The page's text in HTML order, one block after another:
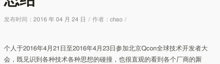
发布时间：2016 年 04 月 24 日 / 作者：chao /
个人于2016年4月21日至2016年4月23日参加北京Qcon全球技术开发者大
会，既见识到各种技术各种思想的碰撞，也很直观的看到各个厂商的厮